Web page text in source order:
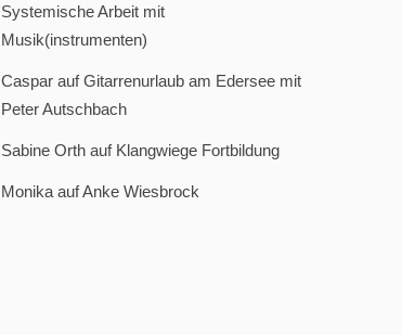
Systemische Arbeit mit
Musik(instrumenten)
CasparaufGitarrenurlaub am Edersee mit
Peter Autschbach
Sabine Orthauf Klangwiege Fortbildung
MonikaaufAnke Wiesbrock